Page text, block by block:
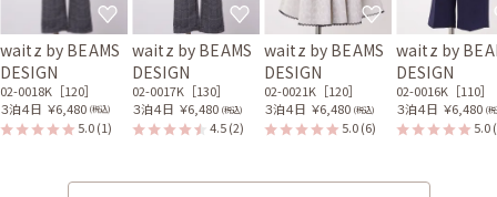
waitz by BEAMS
DESIGN
02-0018K［120］
３泊４日 ￥6,480 (税込)
5.0(1)
waitz by BEAMS
DESIGN
02-0017K［130］
３泊４日 ￥6,480 (税込)
4.5(2)
waitz by BEAMS
DESIGN
02-0021K［120］
３泊４日 ￥6,480 (税込)
5.0(6)
waitz by
DESIGN
02-0016K［110］
３泊４日 ￥6,480 (
5.0